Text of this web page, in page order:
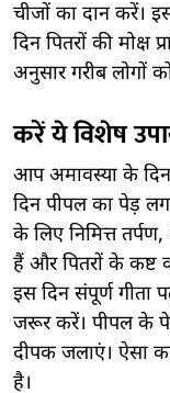
चीजों का दान करें।
दिन पितरों की मोक्ष
अनुसार गरीब लोगों
करें ये विशेष
आप अमावस्या के
दिन पीपल का पेड़
के लिए निमित्त
हैं और पितरों के कष्ट
इस दिन संपूर्ण गीता
जरूर करें। पीपल के
दीपक जलाएं। ऐसा
है।